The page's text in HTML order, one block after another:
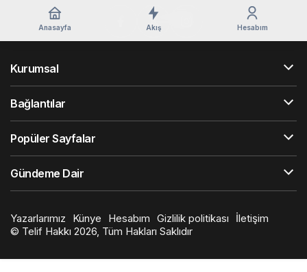
Anasayfa Akış Hesabım
Kurumsal
Bağlantılar
Popüler Sayfalar
Gündeme Dair
Yazarlarımız Künye Hesabım Gizlilik politikası
İletişim
© Telif Hakkı 2026, Tüm Hakları Saklıdır